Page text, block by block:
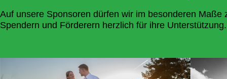
Auf unsere Sponsoren dürfen wir im besonderen
Spendern und Förderern herzlich für ihre Unterstützung.